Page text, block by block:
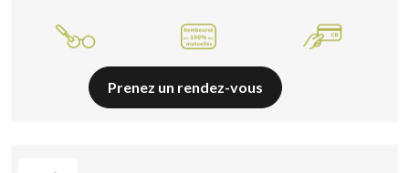
Prenez un rendez-vous